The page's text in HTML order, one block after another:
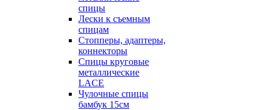
спицы
Лески к съемным
спицам
Стопперы, адаптеры,
коннекторы
Спицы круговые
металлические
LACE
Чулочные спицы
бамбук 15см